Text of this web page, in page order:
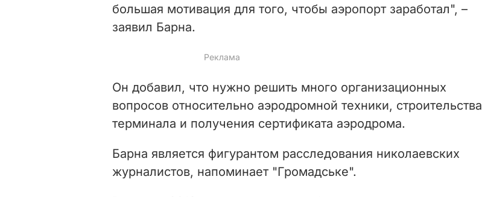
большая мотивация для того, чтобы аэропорт заработал", –
заявил Барна.
Он добавил, что нужно решить много организационных
вопросов относительно аэродромной техники, строительства
терминала и получения сертификата аэродрома.
Барна является фигурантом расследования николаевских
журналистов, напоминает "Громадське".